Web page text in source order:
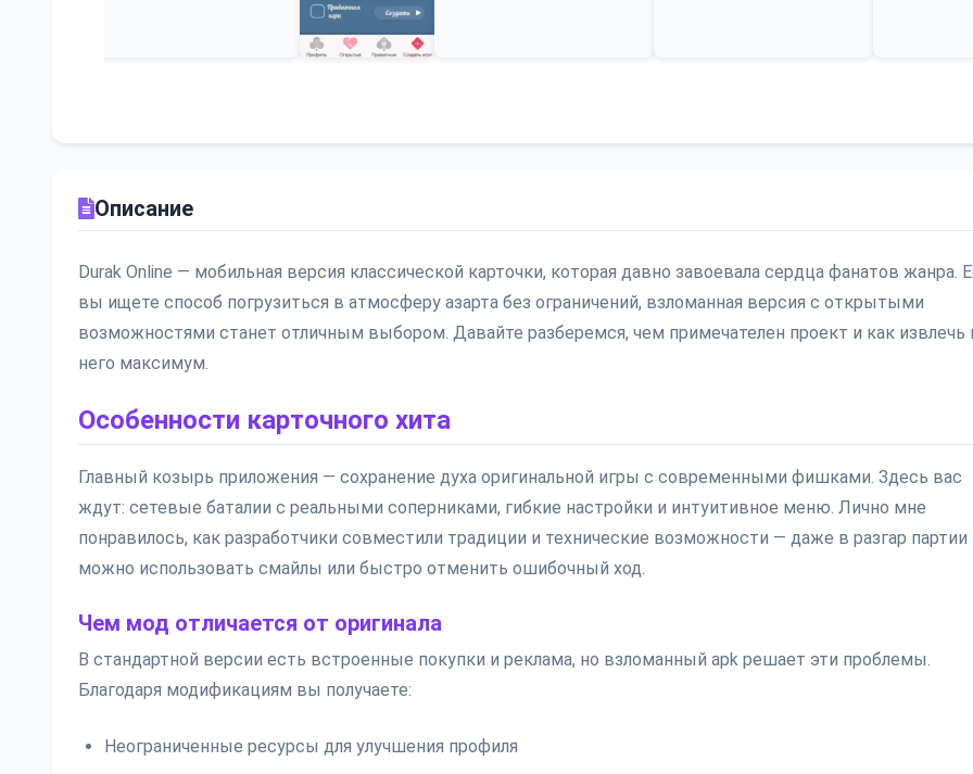
Описание
Durak Online — мобильная версия классической карточки, которая давно завоевала сердца фанатов жанра.
вы ищете способ погрузиться в атмосферу азарта без ограничений, взломанная версия с открытыми
возможностями станет отличным выбором. Давайте разберемся, чем примечателен проект и как извлечь
него максимум.
Особенности карточного хита
Главный козырь приложения — сохранение духа оригинальной игры с современными фишками. Здесь вас
ждут: сетевые баталии с реальными соперниками, гибкие настройки и интуитивное меню. Лично мне
понравилось, как разработчики совместили традиции и технические возможности — даже в разгар партии
можно использовать смайлы или быстро отменить ошибочный ход.
Чем мод отличается от оригинала
В стандартной версии есть встроенные покупки и реклама, но взломанный apk решает эти проблемы.
Благодаря модификациям вы получаете:
Неограниченные ресурсы для улучшения профиля